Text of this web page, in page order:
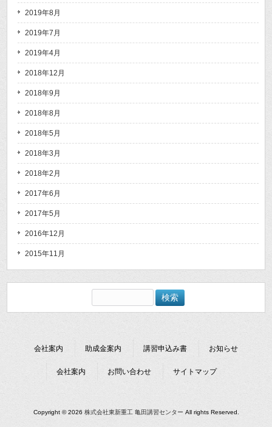
2019年8月
2019年7月
2019年4月
2018年12月
2018年9月
2018年8月
2018年5月
2018年3月
2018年2月
2017年6月
2017年5月
2016年12月
2015年11月
索:
会社案内 助成金案内 講習申込み書 お知らせ
会社案内 お問い合わせ サイトマップ
Copyright © 2026 株式会社東新重工 亀田講習センター All rights Reserved.